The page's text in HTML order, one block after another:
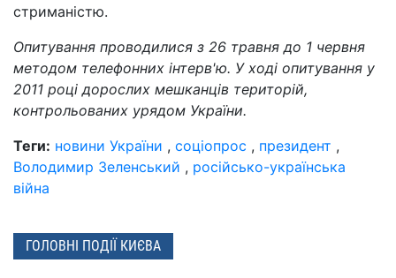
стриманістю.
Опитування проводилися з 26 травня до 1 червня
методом телефонних інтерв'ю. У ході опитування у
2011 році дорослих мешканців територій,
контрольованих урядом України.
Теги: новини України , соціопрос , президент ,
Володимир Зеленський , російсько-українська
війна
ГОЛОВНІ ПОДІЇ КИЄВА